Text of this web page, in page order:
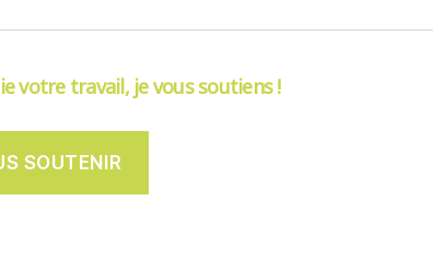
votre travail, je vous soutiens !
SOUTENIR